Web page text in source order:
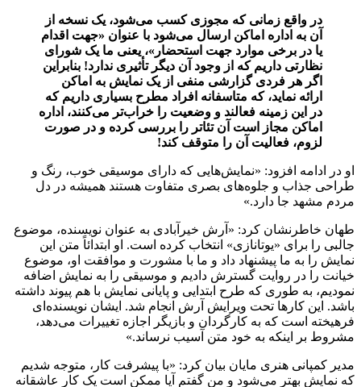
در واقع زمانی که مجوزی کسب می‌شود، یک نسخه از
آن به اداره اماکن ارسال می‌شود با عنوان «جهت اقدام
یا در برخی موارد جهت استحضار»، یعنی ما یک شورای
نظارتی داریم که از وجود آن دیگر تأثیری ندارد! بنابراین
اگر هر فردی گزارشی منفی از یک نمایش به اماکن
ارائه نماید، که متاسفانه افراد مطرح بسیاری داریم که
در این زمینه فعالند و وضعیت را خراب‌تر می‌کنند، اداره
اماکن مجاز است آن تئاتر را بررسی کرده و در صورت
لزوم، فعالیت آن را متوقف کند!
او در ادامه افزود: «نمایش‌هایی که دارای موسیقی خوب، رنگ و
طراحی جذاب و جلوه‌های بصری متفاوت هستند همیشه در دل
مردم مشهد جا دارد.»
طهان خاطرنشان کرد: «آرش خیرآبادی به عنوان نویسنده، موضوع
جالبی را برای «یوتانازی» انتخاب کرده است. او ابتدائاً متن این
نمایش را به ما پیشنهاد داد و ما با مشورت و موافقت او، موضوع
خیانت را در روایت گسترش دادیم و موسیقی را به نمایش اضافه
نمودیم، به طوری که طرح ابتدایی و پایانی نمایش با هم پیوند داشته
باشد. این کارها تحت ویرایش آرش انجام شد. ایشان نویسنده‌ای
فرهیخته است که به کارگردان و بازیگر اجازه تغییرات می‌دهد،
مشروط بر اینکه به خود متن آسیب نرساند.»
مدیر کمپانی هنری مایان بیان کرد: «با پیشرفت کار، متوجه شدیم
که نمایش بهتر می‌شود و من گفتم آیا ممکن است یک کار عاشقانه